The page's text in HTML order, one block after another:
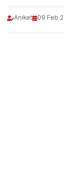
Aniket 09 Feb